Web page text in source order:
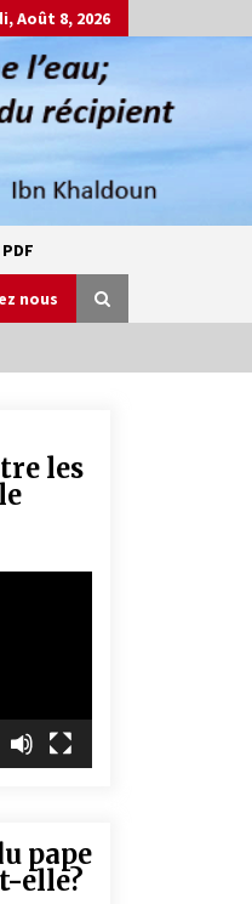
Août 8, 2026
nous
M’zab
les
pape
elle?